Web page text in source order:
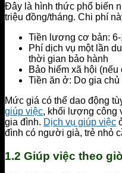
Đây là hình thức phổ biến
triệu đồng/tháng. Chi phí
Tiền lương cơ bản:
Phí dịch vụ một lần
thời gian bảo hành
Bảo hiểm xã hội
Tiền ăn ở: Do gia chủ
Mức giá có thể dao động
giúp việc, khối lượng công
gia đình. Dịch vụ giúp việc
đình có người già, trẻ nhỏ
1.2 Giúp việc theo